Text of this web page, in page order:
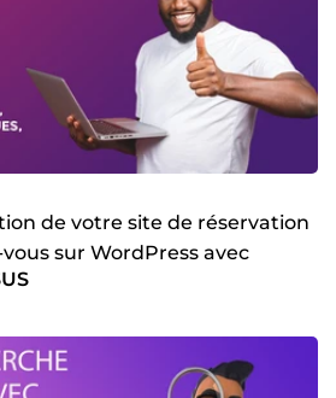
de votre site de réservation
sur WordPress avec